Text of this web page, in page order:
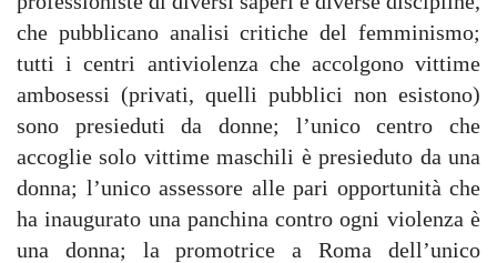
che pubblicano analisi critiche del femminismo;
tutti i centri antiviolenza che accolgono vittime
ambosessi (privati, quelli pubblici non esistono)
sono presieduti da donne; l’unico centro che
accoglie solo vittime maschili è presieduto da una
donna; l’unico assessore alle pari opportunità che
ha inaugurato una panchina contro ogni violenza è
una donna; la promotrice a Roma dell’unico